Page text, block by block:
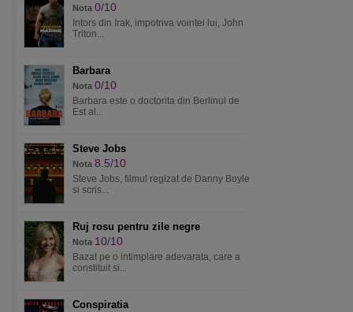
Nota 0/10
Intors din Irak, impotriva vointei lui, John
Triton...
Barbara
Nota 0/10
Barbara este o doctorita din Berlinul de
Est al...
Steve Jobs
Nota 8.5/10
Steve Jobs, filmul regizat de Danny Boyle
si scris...
Ruj rosu pentru zile negre
Nota 10/10
Bazat pe o intimplare adevarata, care a
constituit si...
Conspiratia